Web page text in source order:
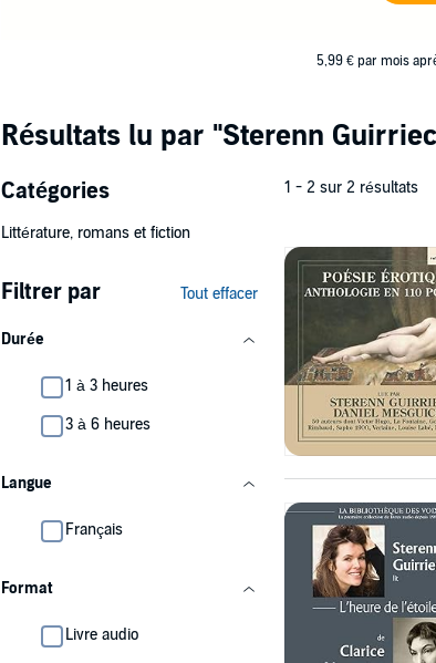
5,99 € par mois
Résultats lu par "Sterenn
Catégories
Littérature, romans et fiction
Filtrer par Tout effacer
Durée
1 à 3 heures
3 à 6 heures
Langue
Français
Format
Livre audio
1 - 2 sur 2 résultats